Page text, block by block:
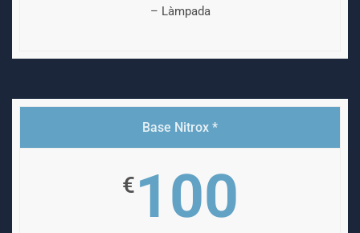
– Làmpada
Base Nitrox *
€ 100